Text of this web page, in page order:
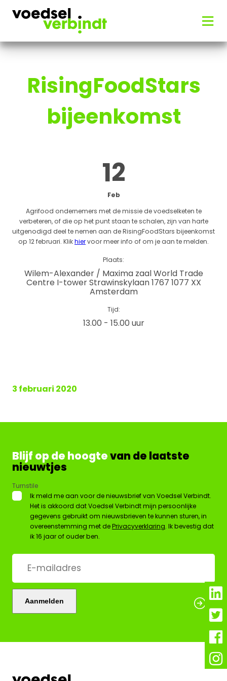
RisingFoodStars
bijeenkomst
12
Feb
Agrifood ondernemers met de missie de voedselketen te
verbeteren, of die op het punt staan te schalen, zijn van harte
uitgenodigd deel te nemen aan de RisingFoodStars bijeenkomst
op 12 februari. Klikhiervoor meer info of om je aan te melden.
Plaats:
Wilem-Alexander / Maxima zaal World Trade
Centre I-tower Strawinskylaan 1767 1077 XX
Amsterdam
Tijd:
13.00 - 15.00 uur
3 februari 2020
Blijf op de hoogtevan de laatste
nieuwtjes
E-
mailadres*
*
Ik meld me aan voor de nieuwsbrief van Voedsel Verbindt.
Het is akkoord dat Voedsel Verbindt mijn persoonlijke
gegevens gebruikt om nieuwsbrieven te kunnen sturen, in
overeenstemming met dePrivacyverklaring. Ik bevestig dat
ik 16 jaar of ouder ben.
Turnstile
Aanmelden